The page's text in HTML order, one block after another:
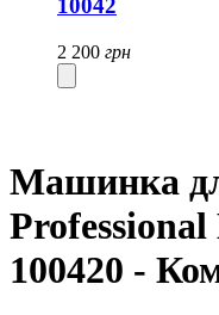
10042
2 200 грн
Машинка
100420 -